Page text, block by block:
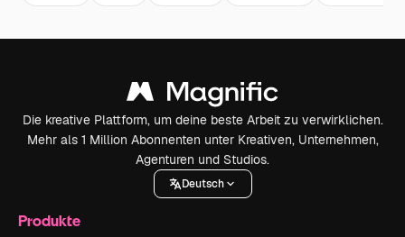
Die kreative Plattform, um deine beste Arbeit zu verwirklichen.
Mehr als 1 Million Abonnenten unter Kreativen, Unternehmen,
Agenturen und Studios.
Deutsch
Produkte